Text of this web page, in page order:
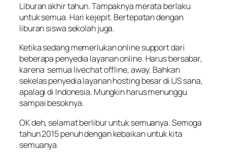
Liburan akhir tahun. Tampaknya merata berlaku
untuk semua. Hari kejepit. Bertepatan dengan
liburan siswa sekolah juga.
Ketika sedang memerlukan online support dari
beberapa penyedia layanan online. Harus bersabar,
karena semua livechat offline, away. Bahkan
sekelas penyedia layanan hosting besar di US sana,
apalagi di Indonesia. Mungkin harus menunggu
sampai besoknya.
OK deh, selamat berlibur untuk semuanya. Semoga
tahun 2015 penuh dengan kebaikan untuk kita
semuanya.